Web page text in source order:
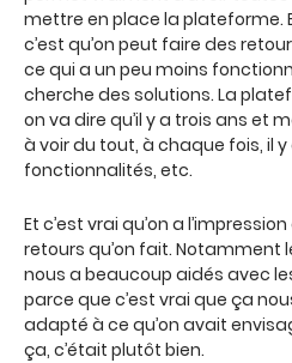
mettre en place la plateforme.
c’est qu’on peut faire des
ce qui a un peu moins
cherche des solutions. La
on va dire qu’il y a trois ans et
à voir du tout, à chaque fois, il
fonctionnalités, etc.
Et c’est vrai qu’on a
retours qu’on fait. Notamment
nous a beaucoup aidés avec
parce que c’est vrai que ça
adapté à ce qu’on avait
ça, c’était plutôt bien.